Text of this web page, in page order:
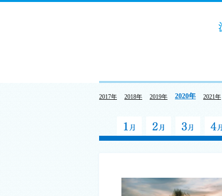
2017年 2018年 2019年 2020年 2021年